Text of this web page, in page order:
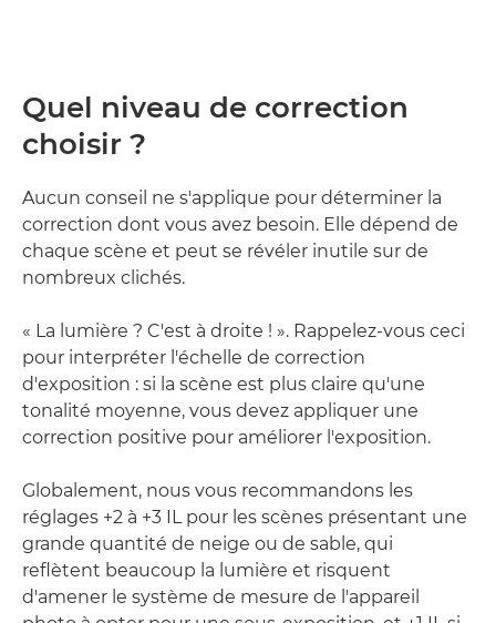
Quel niveau de correction
choisir ?
Aucun conseil ne s'applique pour déterminer la
correction dont vous avez besoin. Elle dépend de
chaque scène et peut se révéler inutile sur de
nombreux clichés.
« La lumière ? C'est à droite ! ». Rappelez-vous ceci
pour interpréter l'échelle de correction
d'exposition : si la scène est plus claire qu'une
tonalité moyenne, vous devez appliquer une
correction positive pour améliorer l'exposition.
Globalement, nous vous recommandons les
réglages +2 à +3 IL pour les scènes présentant une
grande quantité de neige ou de sable, qui
reflètent beaucoup la lumière et risquent
d'amener le système de mesure de l'appareil